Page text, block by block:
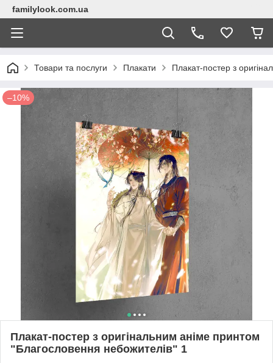
familylook.com.ua
Товари та послуги Плакати Плакат-постер з
–10%
Плакат-постер з оригінальним аніме принтом
"Благословення небожителів" 1